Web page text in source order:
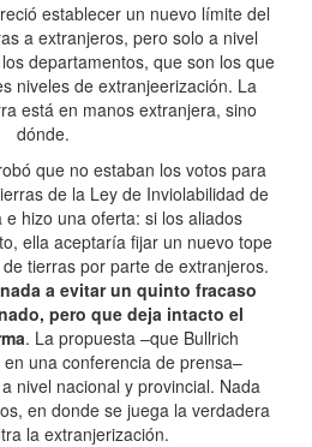
establecer un nuevo límite del
a extranjeros, pero solo a nivel
departamentos, que son los que
niveles de extranjeerización. La
está en manos extranjera, sino
dónde.
que no estaban los votos para
de la Ley de Inviolabilidad de
e hizo una oferta: si los aliados
ella aceptaría fijar un nuevo tope
tierras por parte de extranjeros.
a evitar un quinto fracaso
pero que deja intacto el
. La propuesta –que Bullrich
una conferencia de prensa–
nivel nacional y provincial. Nada
en donde se juega la verdadera
la extranjerización.